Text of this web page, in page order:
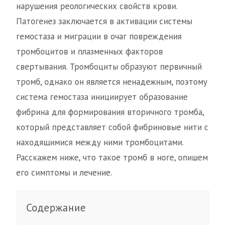
нарушения реологических свойств крови.
Патогенез заключается в активации системы
гемостаза и миграции в очаг повреждения
тромбоцитов и плазменных факторов
свертывания. Тромбоциты образуют первичный
тромб, однако он является ненадежным, поэтому
система гемостаза инициирует образование
фибрина для формирования вторичного тромба,
который представляет собой фибриновые нити с
находящимися между ними тромбоцитами.
Расскажем ниже, что такое тромб в ноге, опишем
его симптомы и лечение.
Содержание